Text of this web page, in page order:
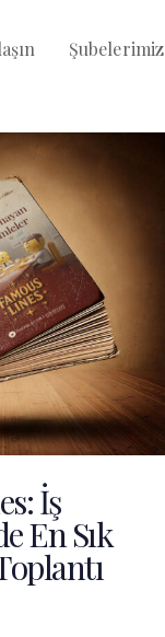
Şubelerimiz
İş
En Sık